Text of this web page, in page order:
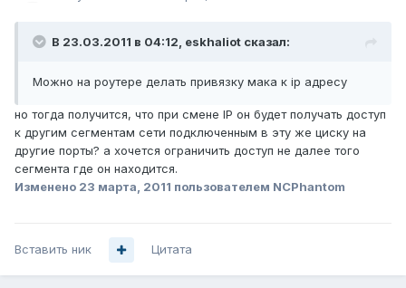
В 23.03.2011 в 04:12, eskhaliot сказал:
Можно на роутере делать привязку мака к ip адресу
но тогда получится, что при смене IP он будет получать доступ
к другим сегментам сети подключенным в эту же циску на
другие порты? а хочется ограничить доступ не далее того
сегмента где он находится.
Изменено 23 марта, 2011 пользователем NCPhantom
Вставить ник Цитата